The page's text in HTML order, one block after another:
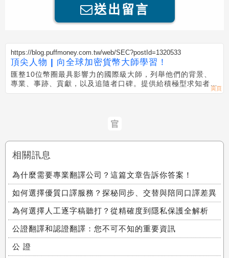
送出留言
https://blog.puffmoney.com.tw/web/SEC?postId=1320533
頂尖人物 | 向全球加密貨幣大師學習！
匯整10位幣圈最具影響力的國際級大師，列舉他們的背景、
專業、事跡、貢獻，以及追隨者口碑。提供給積極型求知者，
進一步尋找他們的資訊。
官
相關訊息
為什麼需要專業翻譯公司？這篇文章告訴你答案！
如何選擇優質口譯服務？探秘同步、交替與陪同口譯差異
為何選擇人工逐字稿聽打？從精確度到隱私保護全解析
公證翻譯和認證翻譯：您不可不知的重要資訊
公 證